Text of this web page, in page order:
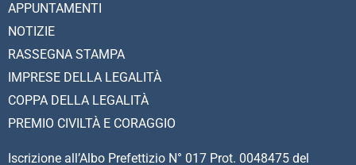
APPUNTAMENTI
NOTIZIE
RASSEGNA STAMPA
IMPRESE DELLA LEGALITÀ
COPPA DELLA LEGALITÀ
PREMIO CIVILTÀ E CORAGGIO
Iscrizione all’Albo Prefettizio N° 017 Prot. 0048475 del